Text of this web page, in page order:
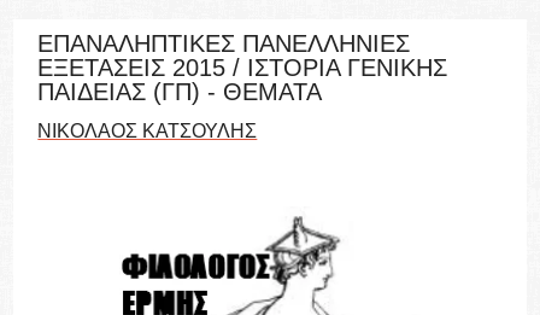
ΕΠΑΝΑΛΗΠΤΙΚΕΣ ΠΑΝΕΛΛΗΝΙΕΣ
ΕΞΕΤΑΣΕΙΣ 2015 / ΙΣΤΟΡΙΑ ΓΕΝΙΚΗΣ
ΠΑΙΔΕΙΑΣ (ΓΠ) - ΘΕΜΑΤΑ
ΝΙΚΟΛΑΟΣ ΚΑΤΣΟΥΛΗΣ